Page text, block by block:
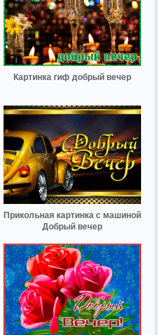
Картинка гиф добрый вечер
Прикольная картинка с машиной
Добрый вечер